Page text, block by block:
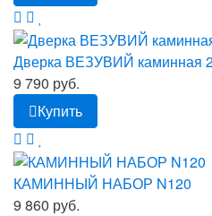
Дверка ВЕЗУВИЙ каминная
9 790 руб.
Купить
КАМИННЫЙ НАБОР N120
9 860 руб.